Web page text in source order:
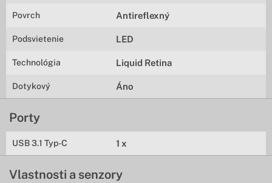
Povrch Antireflexný
Podsvietenie LED
Technológia Liquid Retina
Dotykový Áno
Porty
USB 3.1 Typ-C 1 x
Vlastnosti a senzory